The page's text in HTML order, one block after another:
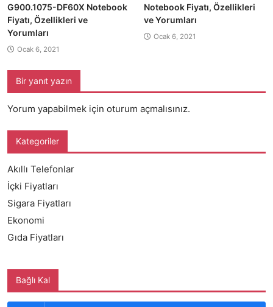
G900.1075-DF60X Notebook
Fiyatı, Özellikleri ve
Yorumları
Ocak 6, 2021
Notebook Fiyatı, Özellikleri
ve Yorumları
Ocak 6, 2021
Bir yanıt yazın
Yorum yapabilmek için oturum açmalısınız.
Kategoriler
Akıllı Telefonlar
İçki Fiyatları
Sigara Fiyatları
Ekonomi
Gıda Fiyatları
Bağlı Kal